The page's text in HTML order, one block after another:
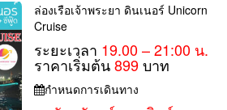
ล่องเรือเจ้าพระยา ดินเนอร์ Unicorn
Cruise
ระยะเวลา 19.00 – 21:00 น.
ราคาเริ่มต้น899บาท
กำหนดการเดินทาง